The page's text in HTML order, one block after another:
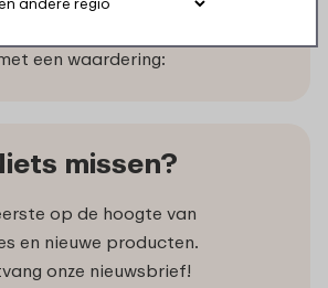
een waardering:
missen?
op de hoogte van
en nieuwe producten.
onze nieuwsbrief!